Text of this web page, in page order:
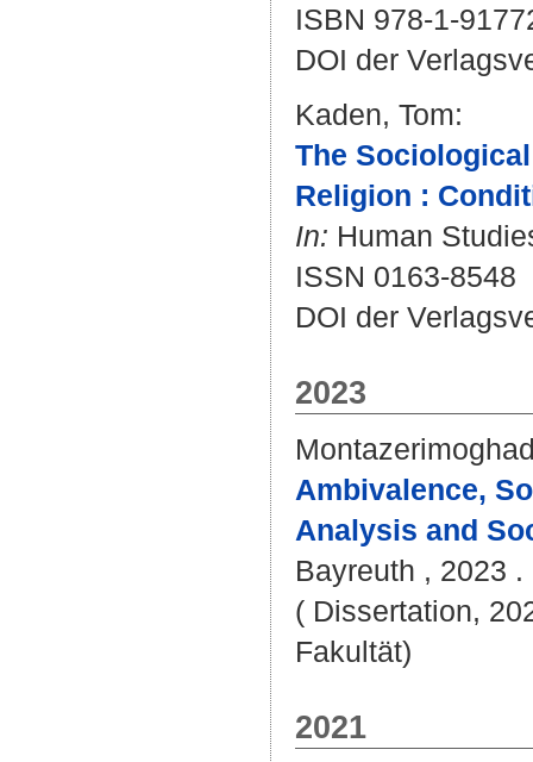
ISBN 978-1-
DOI der
Kaden, Tom:
The
Religion :
In: Human
ISSN 0163-8548
DOI der
2023
Ambivalence,
Analysis and
Bayreuth , 2023 .
( Dissertation,
Fakultät)
2021